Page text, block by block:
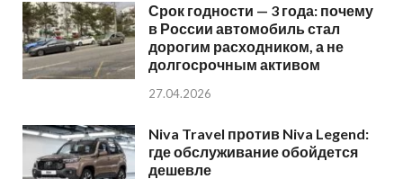
Срок годности — 3 года: почему
в России автомобиль стал
дорогим расходником, а не
долгосрочным активом
27.04.2026
Niva Travel против Niva Legend:
где обслуживание обойдется
дешевле